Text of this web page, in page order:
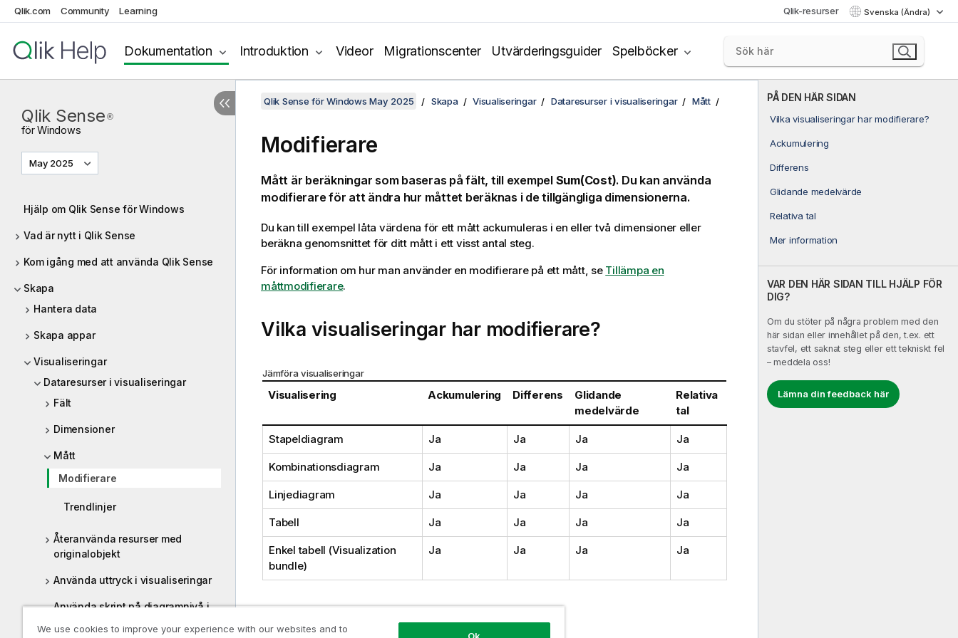
Qlik.com Community Learning Qlik-resurser Svenska (Ändra)
Dokumentation Introduktion Videor Migrationscenter Utvärderingsguider Spelböcker
Qlik Sense ®
förWindows
May 2025
Hjälp om Qlik Sense för Windows
Vad är nytt i Qlik Sense
Kom igång med att använda Qlik Sense
Skapa
Hantera data
Skapa appar
Visualiseringar
Dataresurser i visualiseringar
Fält
Dimensioner
Mått
Modifierare
Trendlinjer
Återanvända resurser med
originalobjekt
Använda uttryck i visualiseringar
Använda skript på diagramnivå i
PÅ DEN HÄR SIDAN
Vilka visualiseringar har modifierare?
Ackumulering
Differens
Glidande medelvärde
Relativa tal
Mer information
VAR DEN HÄR SIDAN TILL HJÄLP FÖR
DIG?
Om du stöter på några problem med den
här sidan eller innehållet på den, t.ex. ett
stavfel, ett saknat steg eller ett tekniskt fel
– meddela oss!
Lämna din feedback här
Qlik Sense för Windows May 2025 Skapa Visualiseringar Dataresurser i visualiseringar Mått
Modifierare
Mått är beräkningar som baseras på fält, till exempel Sum(Cost). Du kan använda
modifierare för att ändra hur måttet beräknas i de tillgängliga dimensionerna.
Du kan till exempel låta värdena för ett mått ackumuleras i en eller två dimensioner eller
beräkna genomsnittet för ditt mått i ett visst antal steg.
För information om hur man använder en modifierare på ett mått, se Tillämpa en
måttmodifierare.
Vilka visualiseringar har modifierare?
Jämföra visualiseringar
Visualisering Ackumulering Differens
Glidande
medelvärde
Relativa
tal
Stapeldiagram Ja Ja Ja Ja
Kombinationsdiagram Ja Ja Ja Ja
Linjediagram Ja Ja Ja Ja
Tabell Ja Ja Ja Ja
Enkel tabell (Visualization
bundle)
Ja Ja Ja Ja
Ackumulering
We use cookies to improve your experience with our websites and to